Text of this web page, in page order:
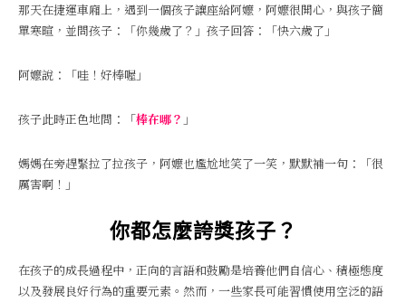
那天在捷運車廂上，遇到一個孩子讓座給阿嬤，阿嬤很開心，與孩子簡
單寒暄，並問孩子：「你幾歲了？」孩子回答：「快六歲了」
阿嬤說：「哇！好棒喔」
孩子此時正色地問：「棒在哪？ 」
媽媽在旁趕緊拉了拉孩子，阿嬤也尷尬地笑了一笑，默默補一句：「很
厲害啊！」
你都怎麼誇獎孩子？
在孩子的成長過程中，正向的言語和鼓勵是培養他們自信心、積極態度
以及發展良好行為的重要元素。然而，一些家長可能習慣使用空泛的語